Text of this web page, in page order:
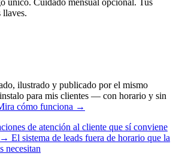
llaves.
ilustrado y publicado por el mismo
para mis clientes — con horario y sin
cómo funciona →
de atención al cliente que sí conviene
→ El sistema de leads fuera de horario que la
necesitan